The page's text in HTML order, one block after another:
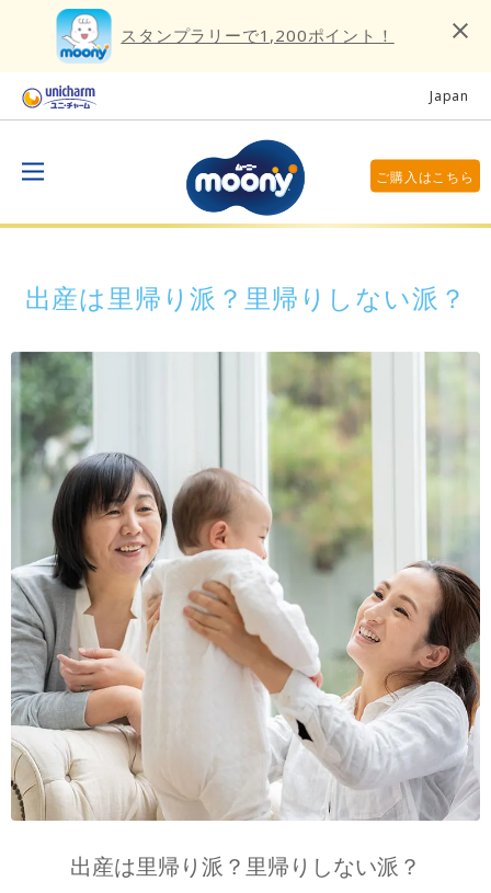
スタンプラリーで1,200ポイント！
Japan
ご購入はこちら
出産は里帰り派？里帰りしない派？
出産は里帰り派？里帰りしない派？